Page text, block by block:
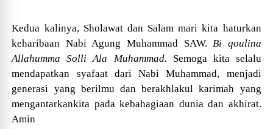
Kedua kalinya, Sholawat danSalam mari kita haturkan
keharibaan Nabi Agung Muhammad SAW.Bi qoulina
Allahumma Solli Ala Muhammad. Semoga kita selalu
mendapatkan syafaat dari Nabi Muhammad, menjadi
generasi yang berilmu dan berakhlakul karimah yang
mengantarkankita pada kebahagiaan dunia dan akhirat.
Amin